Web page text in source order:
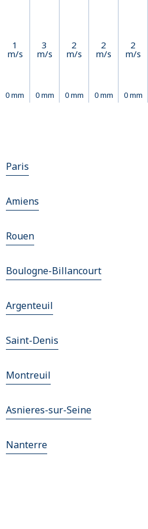
1
m/s
0 mm
3
m/s
0 mm
2
m/s
0 mm
2
m/s
0 mm
2
m/s
0 mm
Paris
Amiens
Rouen
Boulogne-Billancourt
Argenteuil
Saint-Denis
Montreuil
Asnieres-sur-Seine
Nanterre